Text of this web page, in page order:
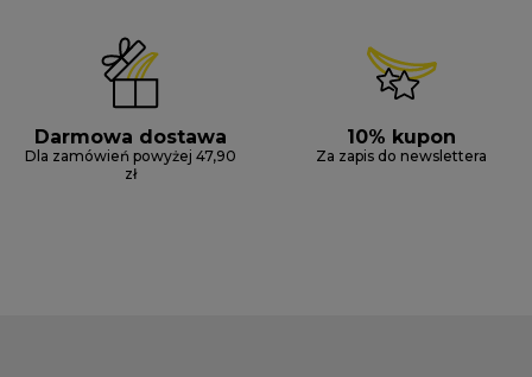
Darmowa dostawa
Dla zamówień powyżej 47,90
zł
10% kupon
Za zapis do newslettera